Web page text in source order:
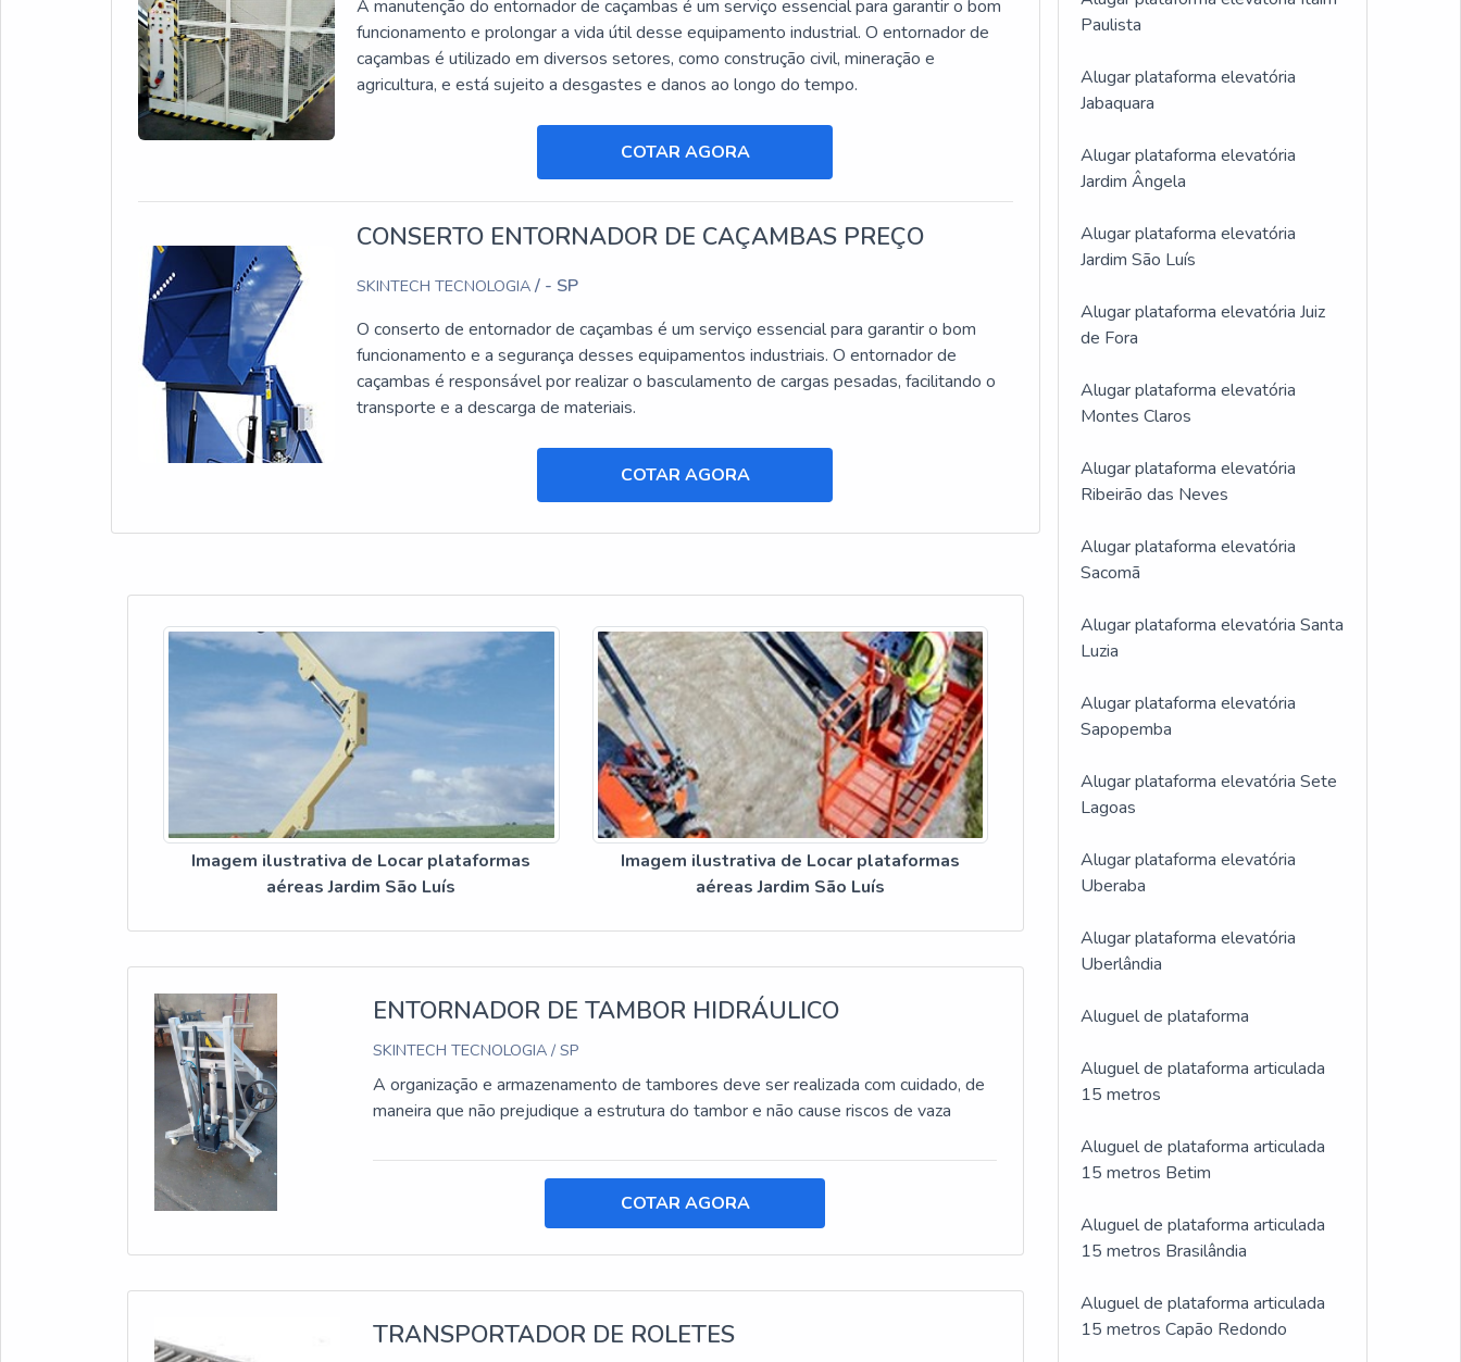
A manutenção do entornador de caçambas é um serviço essencial para garantir o bom
funcionamento e prolongar a vida útil desse equipamento industrial. O entornador de
caçambas é utilizado em diversos setores, como construção civil, mineração e
agricultura, e está sujeito a desgastes e danos ao longo do tempo.
COTAR AGORA
CONSERTO ENTORNADOR DE CAÇAMBAS PREÇO
SKINTECH TECNOLOGIA/ - SP
O conserto de entornador de caçambas é um serviço essencial para garantir o bom
funcionamento e a segurança desses equipamentos industriais. O entornador de
caçambas é responsável por realizar o basculamento de cargas pesadas, facilitando o
transporte e a descarga de materiais.
COTAR AGORA
Imagem ilustrativa de Locar plataformas
aéreas Jardim São Luís
Imagem ilustrativa de Locar plataformas
aéreas Jardim São Luís
ENTORNADOR DE TAMBOR HIDRÁULICO
SKINTECH TECNOLOGIA / SP
A organização e armazenamento de tambores deve ser realizada com cuidado, de
maneira que não prejudique a estrutura do tambor e não cause riscos de vaza
COTAR AGORA
TRANSPORTADOR DE ROLETES
Paulista
Alugar plataforma elevatória
Jabaquara
Alugar plataforma elevatória
Jardim Ângela
Alugar plataforma elevatória
Jardim São Luís
Alugar plataforma elevatória Juiz
de Fora
Alugar plataforma elevatória
Montes Claros
Alugar plataforma elevatória
Ribeirão das Neves
Alugar plataforma elevatória
Sacomã
Alugar plataforma elevatória Santa
Luzia
Alugar plataforma elevatória
Sapopemba
Alugar plataforma elevatória Sete
Lagoas
Alugar plataforma elevatória
Uberaba
Alugar plataforma elevatória
Uberlândia
Aluguel de plataforma
Aluguel de plataforma articulada
15 metros
Aluguel de plataforma articulada
15 metros Betim
Aluguel de plataforma articulada
15 metros Brasilândia
Aluguel de plataforma articulada
15 metros Capão Redondo